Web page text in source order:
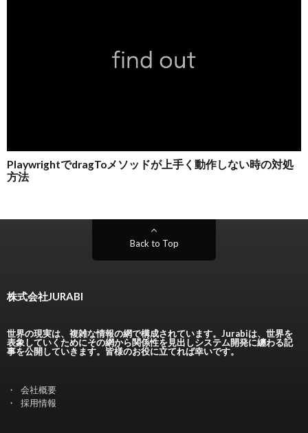
Back to Top
株式会社JURABI
世界の現実は、複雑な情報の網で構成されています。Jurabiは、世界を
表象していくためにその網から関係性を見出しシステム開発に纏わる記
事を公開していきます。皆様のお役に立てれば幸いです。
会社概要
採用情報